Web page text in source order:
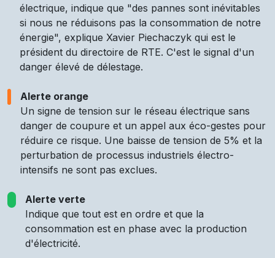
électrique, indique que "des pannes sont inévitables
si nous ne réduisons pas la consommation de notre
énergie", explique Xavier Piechaczyk qui est le
président du directoire de RTE. C'est le signal d'un
danger élevé de délestage.
Alerte orange
Un signe de tension sur le réseau électrique sans
danger de coupure et un appel aux éco-gestes pour
réduire ce risque. Une baisse de tension de 5% et la
perturbation de processus industriels électro-
intensifs ne sont pas exclues.
Alerte verte
Indique que tout est en ordre et que la
consommation est en phase avec la production
d'électricité.